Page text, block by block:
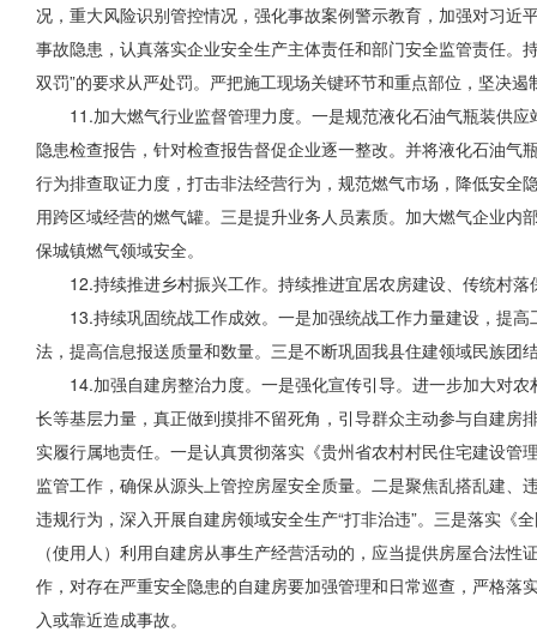
况，重大风险识别管控情况，强化事故案例警示教育，加强对习
事故隐患，认真落实企业安全生产主体责任和部门安全监管责任
双罚”的要求从严处罚。严把施工现场关键环节和重点部位，坚决
11.加大燃气行业监督管理力度。一是规范液化石油气瓶装供
隐患检查报告，针对检查报告督促企业逐一整改。并将液化石油
行为排查取证力度 ，打击非法经营行为，规范燃气市场，降低安全
用跨区域经营的燃气罐。三是提升业务人员素质。加大燃气企业内
保城镇燃气领域安全。
12.持续推进乡村振兴工作。持续推进宜居农房建设、传统村
13.持续巩固统战工作成效。一是加强统战工作力量建设，提
法，提高信息报送质量和数量。三是不断巩固我县住建领域民族
14.加强自建房整治力度。一是强化宣传引导。进一步加大对
长等基层力量，真正做到摸排不留死角，引导群众主动参与自建
实履行属地责任。一是认真贯彻落实《贵州省农村村民住宅建设
监管工作， 确保从源头上管控房屋安全质量。二是聚焦乱搭乱建、
违规行为，深入开展自建房领域安全生产“打非治违”。三是落实
（使用人）利用自建房从事生产经营活动的，应当提供房屋合法
作，对存在严重安全隐患的自建房要加强管理和日常巡查，严格
入或靠近造成事故。